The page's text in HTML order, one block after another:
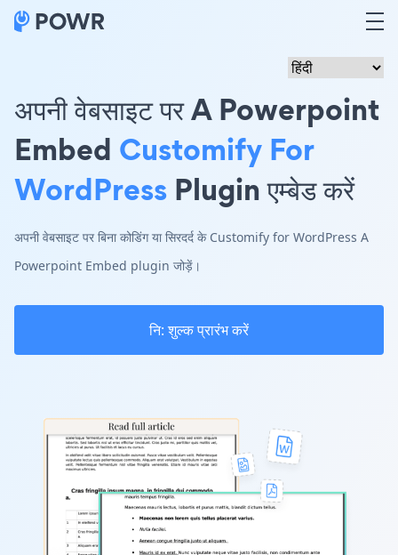
अपनी वेबसाइट पर A Powerpoint
Embed Customify For
WordPress Plugin एम्बेड करें
अपनी वेबसाइट पर बिना कोडिंग या सिरदर्द के Customify for WordPress A
Powerpoint Embed plugin जोड़ें।
नि: शुल्क प्रारंभ करें